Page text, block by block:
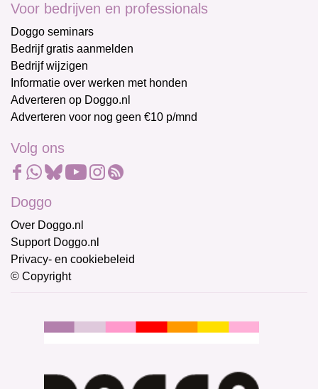
Voor bedrijven en professionals
Doggo seminars
Bedrijf gratis aanmelden
Bedrijf wijzigen
Informatie over werken met honden
Adverteren op Doggo.nl
Adverteren voor nog geen €10 p/mnd
Volg ons
Doggo
Over Doggo.nl
Support Doggo.nl
Privacy- en cookiebeleid
© Copyright